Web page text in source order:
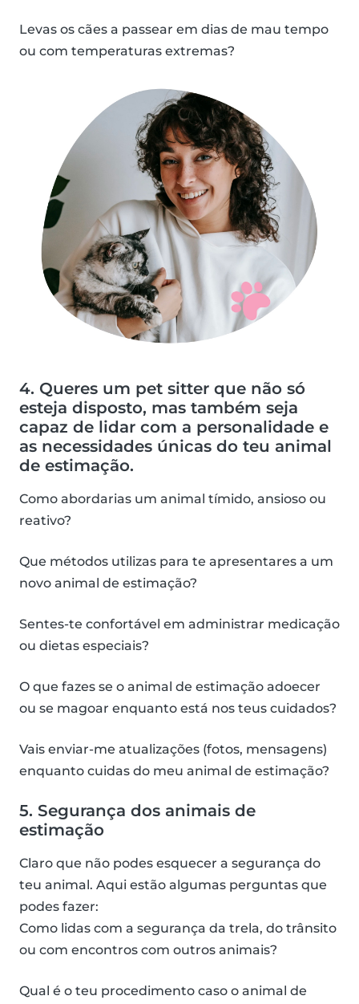
Levas os cães a passear em dias de mau tempo
ou com temperaturas extremas?
4. Queres um pet sitter que não só
esteja disposto, mas também seja
capaz de lidar com a personalidade e
as necessidades únicas do teu animal
de estimação.
Como abordarias um animal tímido, ansioso ou
reativo?
Que métodos utilizas para te apresentares a um
novo animal de estimação?
Sentes-te confortável em administrar medicação
ou dietas especiais?
O que fazes se o animal de estimação adoecer
ou se magoar enquanto está nos teus cuidados?
Vais enviar-me atualizações (fotos, mensagens)
enquanto cuidas do meu animal de estimação?
5. Segurança dos animais de
estimação
Claro que não podes esquecer a segurança do
teu animal. Aqui estão algumas perguntas que
podes fazer:
Como lidas com a segurança da trela, do trânsito
ou com encontros com outros animais?
Qual é o teu procedimento caso o animal de